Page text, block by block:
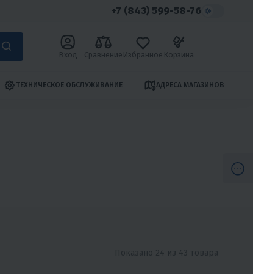
+7 (843) 599-58-76
Вход Сравнение Избранное Корзина
ТЕХНИЧЕСКОЕ ОБСЛУЖИВАНИЕ АДРЕСА МАГАЗИНОВ